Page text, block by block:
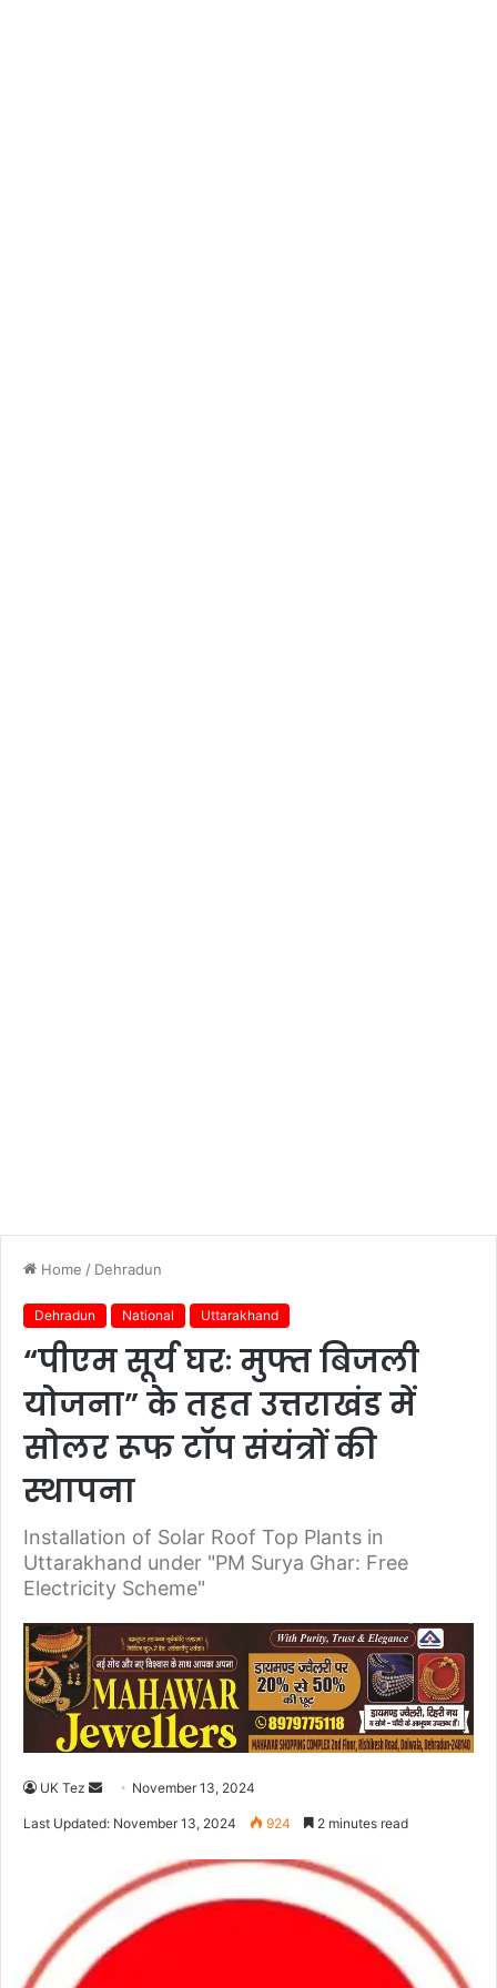
Home / Dehradun
Dehradun National Uttarakhand
“पीएम सूर्य घरः मुफ्त बिजली
योजना” के तहत उत्तराखंड में
सोलर रूफ टॉप संयंत्रों की
स्थापना
Installation of Solar Roof Top Plants in
Uttarakhand under "PM Surya Ghar: Free
Electricity Scheme"
UK Tez
e
a
e
November 13, 2024
Last Updated: November 13, 2024 924 2 minutes read